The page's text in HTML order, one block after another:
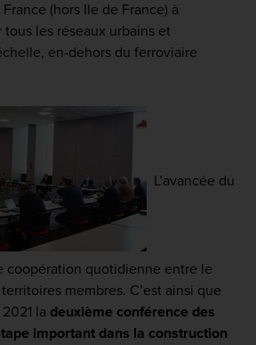
(hors Ile de France) à
les réseaux urbains et
en-dehors du ferroviaire
L’avancée du
coopération quotidienne entre le
membres. C’est ainsi que
la deuxième conférence des
important dans la construction